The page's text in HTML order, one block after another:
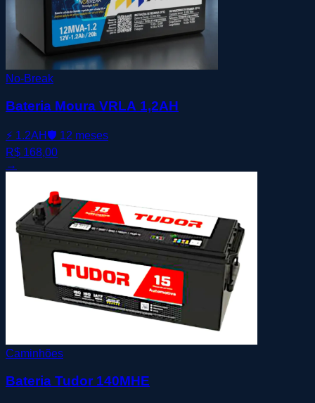
No-Break
Bateria Moura VRLA 1,2AH
⚡ 1.2AH 🛡️ 12 meses
R$ 168,00
→
Caminhões
Bateria Tudor 140MHE